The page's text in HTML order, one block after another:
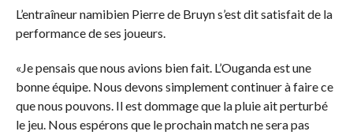
L’entraîneur namibien Pierre de Bruyn s’est dit satisfait de la
performance de ses joueurs.
«Je pensais que nous avions bien fait. L’Ouganda est une
bonne équipe. Nous devons simplement continuer à faire ce
que nous pouvons. Il est dommage que la pluie ait perturbé
le jeu. Nous espérons que le prochain match ne sera pas